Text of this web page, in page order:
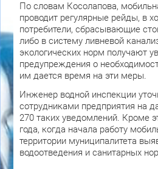
По словам Косолапова,
проводит регулярные рейды, в
потребители, сбрасывающие
либо в систему ливневой
экологических норм получают
предупреждения о
им дается время на эти меры.
Инженер водной инспекции
сотрудниками предприятия на
270 таких уведомлений. Кроме
года, когда начала работу
территории муниципалитета
водоотведения и санитарных